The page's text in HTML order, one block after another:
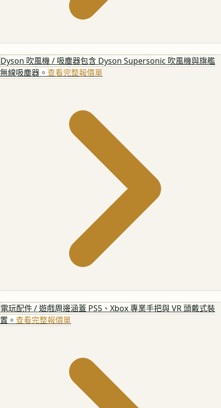
Dyson 吹風機 / 吸塵器包含 Dyson Supersonic 吹風機與旗艦
無線吸塵器。 查看完整報價單
電玩配件 / 遊戲周邊涵蓋 PS5、Xbox 專業手把與 VR 頭戴式裝
置。 查看完整報價單